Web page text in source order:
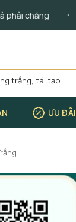
chăng
trắng, tái tạo
ƯU ĐÃI